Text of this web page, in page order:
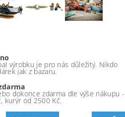
výrobku je pro nás důležitý. Nikdo
jak z bazaru.
dokonce zdarma dle výše nákupu -
kurýr od 2500 Kč.